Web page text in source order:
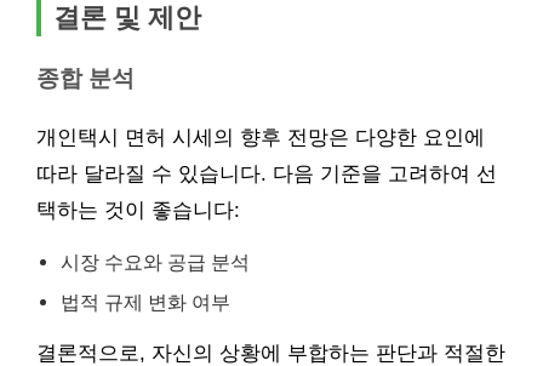
결론 및 제안
종합 분석
개인택시 면허 시세의 향후 전망은 다양한 요인에
따라 달라질 수 있습니다. 다음 기준을 고려하여 선
택하는 것이 좋습니다:
시장 수요와 공급 분석
법적 규제 변화 여부
결론적으로, 자신의 상황에 부합하는 판단과 적절한